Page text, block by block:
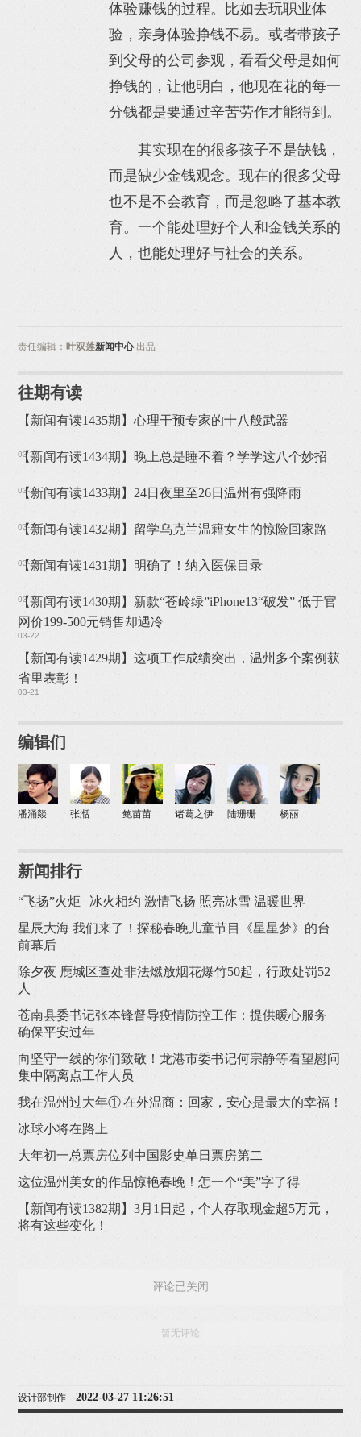
体验赚钱的过程。比如去玩职业体
验，亲身体验挣钱不易。或者带孩子
到父母的公司参观，看看父母是如何
挣钱的，让他明白，他现在花的每一
分钱都是要通过辛苦劳作才能得到。
其实现在的很多孩子不是缺钱，
而是缺少金钱观念。现在的很多父母
也不是不会教育，而是忽略了基本教
育。一个能处理好个人和金钱关系的
人，也能处理好与社会的关系。
责任编辑：叶双莲新闻中心出品
往期有读
03-27
【新闻有读1435期】心理干预专家的十八般武器
03-26
【新闻有读1434期】晚上总是睡不着？学学这八个妙招
03-25
【新闻有读1433期】24日夜里至26日温州有强降雨
03-24
【新闻有读1432期】留学乌克兰温籍女生的惊险回家路
03-23
【新闻有读1431期】明确了！纳入医保目录
03-22
【新闻有读1430期】新款“苍岭绿”iPhone13“破发” 低于官
网价199-500元销售却遇冷
03-21
【新闻有读1429期】这项工作成绩突出，温州多个案例获
省里表彰！
编辑们
潘涌燚 张湉 鲍苗苗 诸葛之伊 陆珊珊 杨丽
新闻排行
“飞扬”火炬 | 冰火相约 激情飞扬 照亮冰雪 温暖世界
星辰大海 我们来了！探秘春晚儿童节目《星星梦》的台
前幕后
除夕夜 鹿城区查处非法燃放烟花爆竹50起，行政处罚52
人
苍南县委书记张本锋督导疫情防控工作：提供暖心服务
确保平安过年
向坚守一线的你们致敬！龙港市委书记何宗静等看望慰问
集中隔离点工作人员
我在温州过大年①|在外温商：回家，安心是最大的幸福！
冰球小将在路上
大年初一总票房位列中国影史单日票房第二
这位温州美女的作品惊艳春晚！怎一个“美”字了得
【新闻有读1382期】3月1日起，个人存取现金超5万元，
将有这些变化！
评论已关闭
暂无评论
设计部制作 2022-03-27 11:26:51